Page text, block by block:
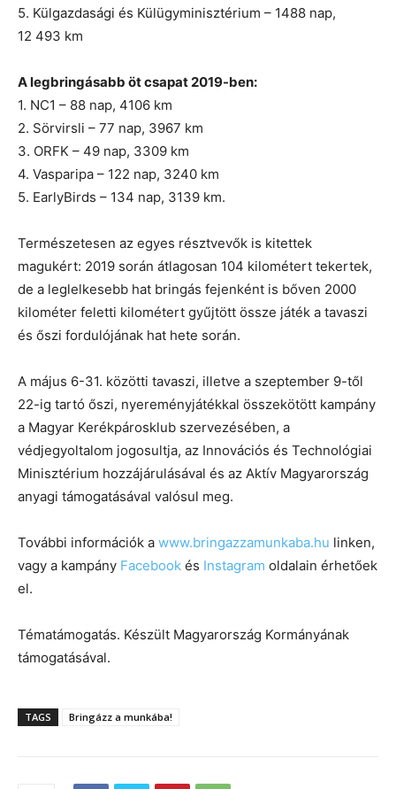
5. Külgazdasági és Külügyminisztérium – 1488 nap,
12 493 km
A legbringásabb öt csapat 2019-ben:
1. NC1 – 88 nap, 4106 km
2. Sörvirsli – 77 nap, 3967 km
3. ORFK – 49 nap, 3309 km
4. Vasparipa – 122 nap, 3240 km
5. EarlyBirds – 134 nap, 3139 km.
Természetesen az egyes résztvevők is kitettek
magukért: 2019 során átlagosan 104 kilométert tekertek,
de a leglelkesebb hat bringás fejenként is bőven 2000
kilométer feletti kilométert gyűjtött össze játék a tavaszi
és őszi fordulójának hat hete során.
A május 6-31. közötti tavaszi, illetve a szeptember 9-től
22-ig tartó őszi, nyereményjátékkal összekötött kampány
a Magyar Kerékpárosklub szervezésében, a
védjegyoltalom jogosultja, az Innovációs és Technológiai
Minisztérium hozzájárulásával és az Aktív Magyarország
anyagi támogatásával valósul meg.
További információk a www.bringazzamunkaba.hu linken,
vagy a kampány Facebook és Instagram oldalain érhetőek
el.
Tématámogatás. Készült Magyarország Kormányának
támogatásával.
TAGS Bringázz a munkába!